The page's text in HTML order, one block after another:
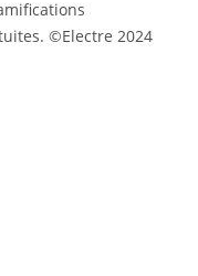
©Electre 2024